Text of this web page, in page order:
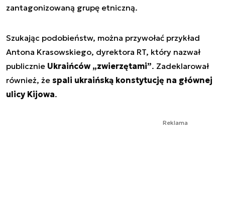
zantagonizowaną grupę etniczną.
Szukając podobieństw, można przywołać przykład
Antona Krasowskiego, dyrektora RT, który nazwał
publicznie Ukraińców „zwierzętami”. Zadeklarował
również, że spali ukraińską konstytucję na głównej
ulicy Kijowa.
Reklama